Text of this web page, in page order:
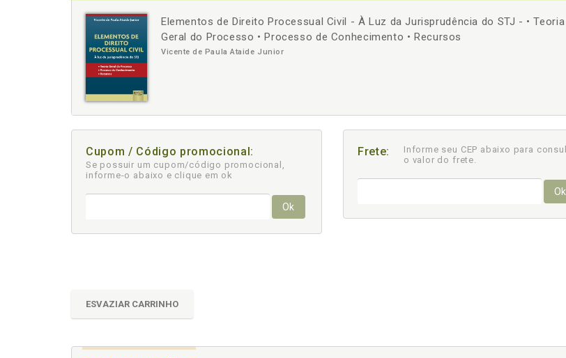
Elementos de Direito Processual Civil - À Luz da Jurisprudência do STJ - • Teoria
Geral do Processo • Processo de Conhecimento • Recursos
Vicente de Paula Ataide Junior
- +
Cupom / Código promocional:
Se possuir um cupom/código promocional,
informe-o abaixo e clique em ok
Ok
Frete:
Informe seu CEP abaixo para
o valor do frete.
Ok
ESVAZIAR CARRINHO